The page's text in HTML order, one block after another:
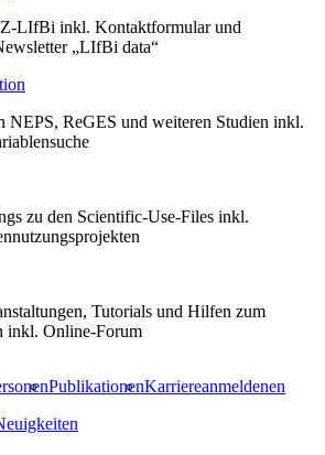
LIfBi inkl. Kontaktformular und
„LIfBi data“
NEPS, ReGES und weiteren Studien inkl.
zu den Scientific-Use-Files inkl.
Tutorials und Hilfen zum
inkl. Online-Forum
PublikationenKarriereanmeldenen